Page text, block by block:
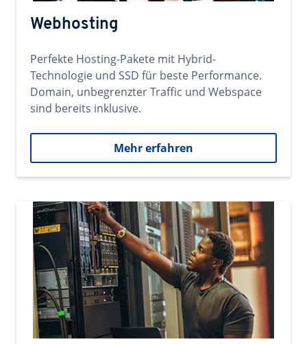
Webhosting
Perfekte Hosting-Pakete mit Hybrid-
Technologie und SSD für beste Performance.
Domain, unbegrenzter Traffic und Webspace
sind bereits inklusive.
Mehr erfahren